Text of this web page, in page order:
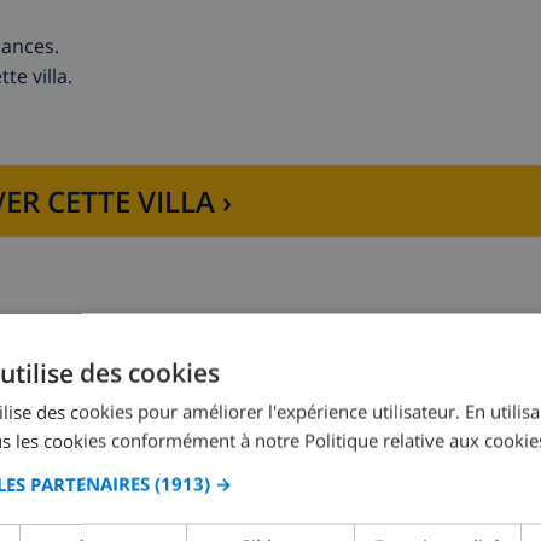
à micro-ondes, lave-vaisselle, refrigérateur, cafetière
suite
villa.
CETTE VILLA ›
Chambre à coucher 2:2x Lits individuels
des cookies
des cookies pour améliorer l'expérience utilisateur. En
les cookies conformément à notre Politique relative aux
PARTENAIRES(1913) →